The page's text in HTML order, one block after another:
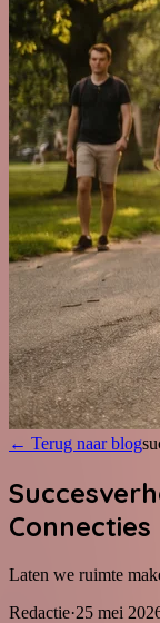
← Terug naar blog
Laten we ruimte
Redactie·25 mei